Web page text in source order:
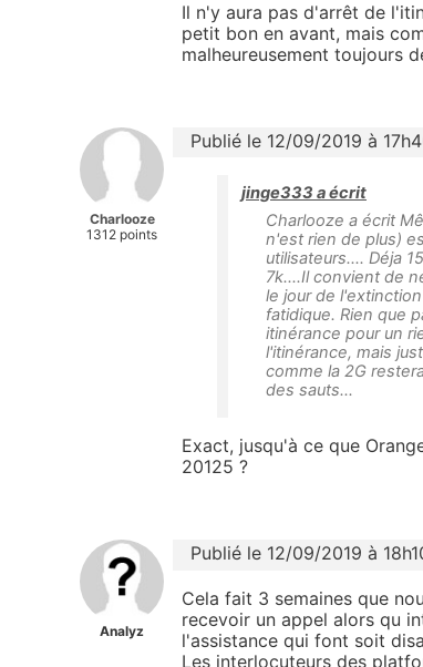
Il n'y aura pas d'arrêt de
petit bon en avant, mais
malheureusement toujours
Charlooze
1312 points
Publié le 12/09/2019 à
jinge333 a écrit
Charlooze a écrit
n'est rien de plus)
utilisateurs.... Déja
7k....Il convient de
le jour de
fatidique. Rien que
itinérance pour un
l'itinérance, mais
comme la 2G
des sauts...
Exact, jusqu'à ce que
20125 ?
Analyz
Publié le 12/09/2019 à
Cela fait 3 semaines que
recevoir un appel alors qu
l'assistance qui font soit
Les interlocuteurs des